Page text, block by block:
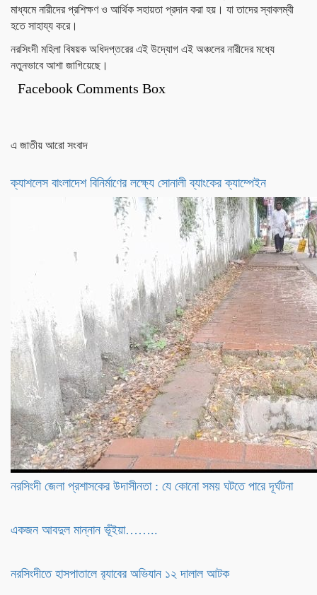
মাধ্যমে নারীদের প্রশিক্ষণ ও আর্থিক সহায়তা প্রদান করা হয়। যা তাদের স্বাবলম্বী
হতে সাহায্য করে।
নরসিংদী মহিলা বিষয়ক অধিদপ্তরের এই উদ্যোগ এই অঞ্চলের নারীদের মধ্যে
নতুনভাবে আশা জাগিয়েছে।
Facebook Comments Box
এ জাতীয় আরো সংবাদ
ক্যাশলেস বাংলাদেশ বিনির্মাণের লক্ষ্যে সোনালী ব্যাংকের ক্যাম্পেইন
নরসিংদী জেলা প্রশাসকের উদাসীনতা : যে কোনো সময় ঘটতে পারে দূর্ঘটনা
একজন আবদুল মান্নান ভূঁইয়া……..
নরসিংদীতে হাসপাতালে র‍্যাবের অভিযান ১২ দালাল আটক